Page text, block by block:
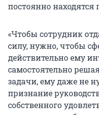
постоянно
«Чтобы сотрудник
силу, нужно, чтобы
действительно ему
самостоятельно
задачи, ему даже не
признание
собственного